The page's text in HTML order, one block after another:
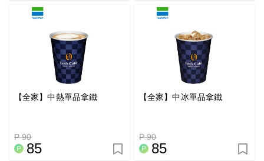
【全家】中熱單品拿鐵
P 90
85
【全家】中冰單品拿鐵
P 90
85